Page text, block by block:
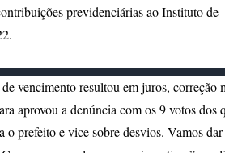
previdenciárias ao Instituto de
vencimento resultou em juros, correção
aprovou a denúncia com os 9 votos dos
o prefeito e vice sobre desvios. Vamos